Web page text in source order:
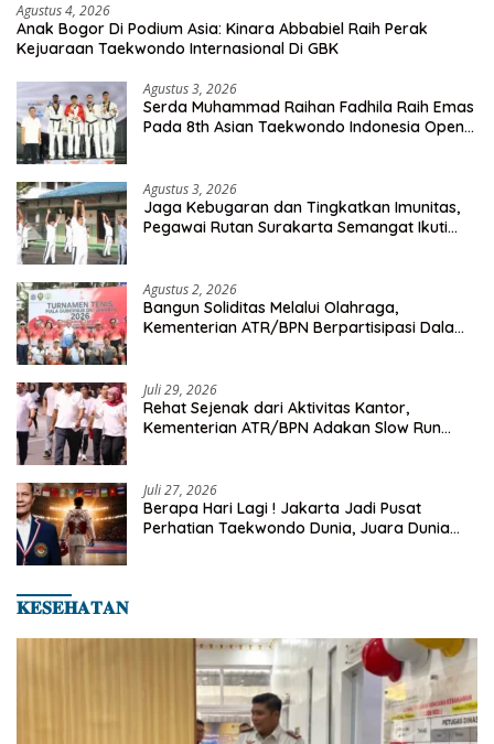
Agustus 4, 2026
Anak Bogor Di Podium Asia: Kinara Abbabiel Raih Perak
Kejuaraan Taekwondo Internasional Di GBK
Agustus 3, 2026
Serda Muhammad Raihan Fadhila Raih Emas
Pada 8th Asian Taekwondo Indonesia Open
Agustus 3, 2026
Jaga Kebugaran dan Tingkatkan Imunitas,
Pegawai Rutan Surakarta Semangat Ikuti
Agustus 2, 2026
Bangun Soliditas Melalui Olahraga,
Kementerian ATR/BPN Berpartisipasi Dalam
Juli 29, 2026
Rehat Sejenak dari Aktivitas Kantor,
Kementerian ATR/BPN Adakan Slow Run
Juli 27, 2026
Berapa Hari Lagi ! Jakarta Jadi Pusat
Perhatian Taekwondo Dunia, Juara Dunia
𝐊𝐄𝐒𝐄𝐇𝐀𝐓𝐀𝐍